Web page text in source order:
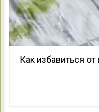
Как избавиться